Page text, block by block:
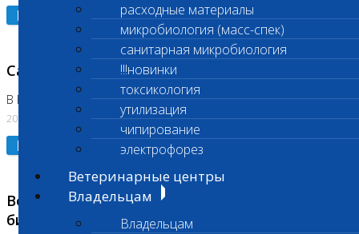
расходные материалы
микробиология (масс-спек)
санитарная микробиология
!!!новинки
токсикология
утилизация
чипирование
электрофорез
Ветеринарные центры
Владельцам
Владельцам
Подробнее
Санитарный день
В Бутово 21.07.2026
20.07.2026
Подробнее
Возобновлено выполнение срочных
биохимических исследований